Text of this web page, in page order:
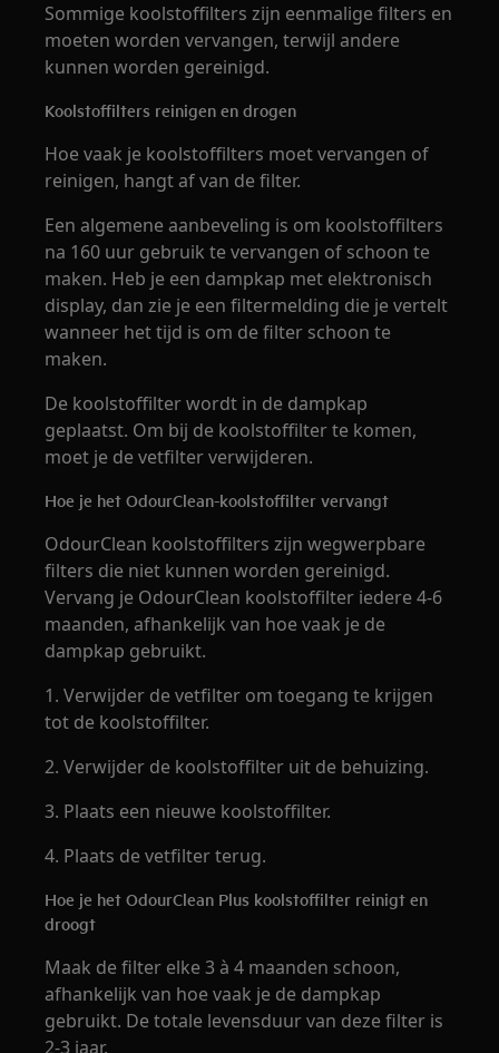
Sommige koolstoffilters zijn eenmalige filters en
moeten worden vervangen, terwijl andere
kunnen worden gereinigd.
Koolstoffilters reinigen en drogen
Hoe vaak je koolstoffilters moet vervangen of
reinigen, hangt af van de filter.
Een algemene aanbeveling is om koolstoffilters
na 160 uur gebruik te vervangen of schoon te
maken. Heb je een dampkap met elektronisch
display, dan zie je een filtermelding die je vertelt
wanneer het tijd is om de filter schoon te
maken.
De koolstoffilter wordt in de dampkap
geplaatst. Om bij de koolstoffilter te komen,
moet je de vetfilter verwijderen.
Hoe je het OdourClean-koolstoffilter vervangt
OdourClean koolstoffilters zijn wegwerpbare
filters die niet kunnen worden gereinigd.
Vervang je OdourClean koolstoffilter iedere 4-6
maanden, afhankelijk van hoe vaak je de
dampkap gebruikt.
1. Verwijder de vetfilter om toegang te krijgen
tot de koolstoffilter.
2. Verwijder de koolstoffilter uit de behuizing.
3. Plaats een nieuwe koolstoffilter.
4. Plaats de vetfilter terug.
Hoe je het OdourClean Plus koolstoffilter reinigt en
droogt
Maak de filter elke 3 à 4 maanden schoon,
afhankelijk van hoe vaak je de dampkap
gebruikt. De totale levensduur van deze filter is
2-3 jaar.